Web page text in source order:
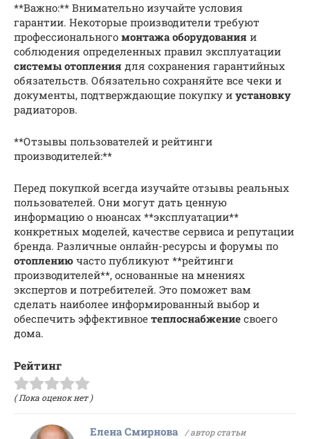
**Важно:** Внимательно изучайте условия
гарантии. Некоторые производители требуют
профессионального монтажа оборудования и
соблюдения определенных правил эксплуатации
системы отопления для сохранения гарантийных
обязательств. Обязательно сохраняйте все чеки и
документы, подтверждающие покупку и установку
радиаторов.
**Отзывы пользователей и рейтинги
производителей:**
Перед покупкой всегда изучайте отзывы реальных
пользователей. Они могут дать ценную
информацию о нюансах **эксплуатации**
конкретных моделей, качестве сервиса и репутации
бренда. Различные онлайн-ресурсы и форумы по
отоплению часто публикуют **рейтинги
производителей**, основанные на мнениях
экспертов и потребителей. Это поможет вам
сделать наиболее информированный выбор и
обеспечить эффективное теплоснабжение своего
дома.
Рейтинг
( Пока оценок нет )
Елена Смирнова / автор статьи